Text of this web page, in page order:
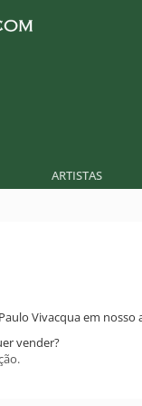
ARTISTAS
Vivacqua em nosso
vender?